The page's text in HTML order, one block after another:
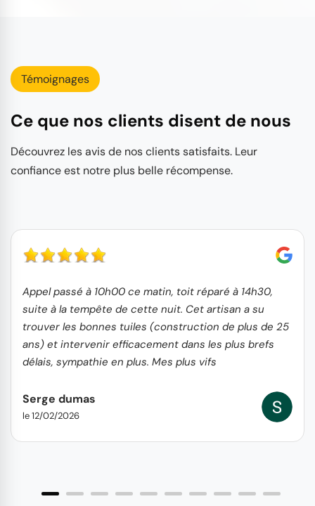
Témoignages
Ce que nos clients disent de nous
Découvrez les avis de nos clients satisfaits. Leur
confiance est notre plus belle récompense.
Appel passé à 10h00 ce matin, toit réparé à 14h30,
suite à la tempête de cette nuit. Cet artisan a su
trouver les bonnes tuiles (construction de plus de 25
ans) et intervenir efficacement dans les plus brefs
délais, sympathie en plus. Mes plus vifs
Serge dumas
le 12/02/2026